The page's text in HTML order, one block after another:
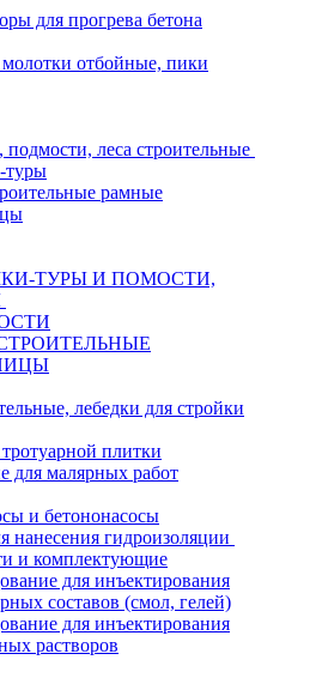
для прогрева бетона
отбойные, пики
леса строительные
рамные
ТУРЫ И ПОМОСТИ,
лебедки для стройки
плитки
для малярных работ
и бетононасосы
нанесения гидроизоляции
и комплектующие
для инъектирования
составов (смол, гелей)
для инъектирования
растворов